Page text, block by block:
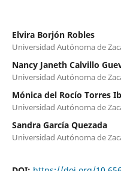
Elvira Borjón Robles
Universidad Autónoma de
Nancy Janeth Calvillo
Universidad Autónoma de
Mónica del Rocío Torres
Universidad Autónoma de
Sandra García Quezada
Universidad Autónoma de